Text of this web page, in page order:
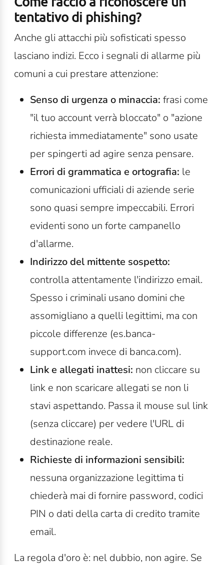
tentativo di phishing?
Anche gli attacchi più sofisticati spesso
lasciano indizi. Ecco i segnali di allarme più
comuni a cui prestare attenzione:
Senso di urgenza o minaccia: frasi come
"il tuo account verrà bloccato" o "azione
richiesta immediatamente" sono usate
per spingerti ad agire senza pensare.
Errori di grammatica e ortografia: le
comunicazioni ufficiali di aziende serie
sono quasi sempre impeccabili. Errori
evidenti sono un forte campanello
d'allarme.
Indirizzo del mittente sospetto:
controlla attentamente l'indirizzo email.
Spesso i criminali usano domini che
assomigliano a quelli legittimi, ma con
piccole differenze (es.banca-
support.com invece di banca.com).
Link e allegati inattesi: non cliccare su
link e non scaricare allegati se non li
stavi aspettando. Passa il mouse sul link
(senza cliccare) per vedere l'URL di
destinazione reale.
Richieste di informazioni sensibili:
nessuna organizzazione legittima ti
chiederà mai di fornire password, codici
PIN o dati della carta di credito tramite
email.
La regola d'oro è: nel dubbio, non agire. Se